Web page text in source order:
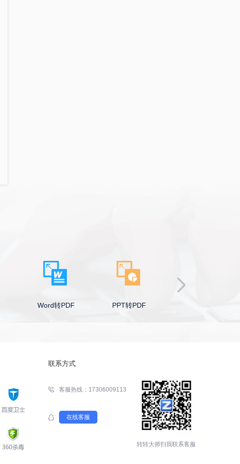
Word转PDF PPT转PDF
联系方式
客服热线：17306009113
在线客服
转转大师扫我联系客服